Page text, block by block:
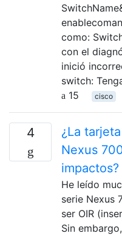
como:
con el
inició
switch:
15
cisco
4
¿La
Nexus
impactos?
He leído
serie Nexus
ser OIR
Sin